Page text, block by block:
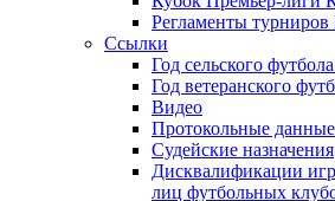
Регламенты
Ссылки
Год сельского
Год ветеранского
Видео
Протокольные
Судейские назначения
Дисквалификации
лиц футбольных